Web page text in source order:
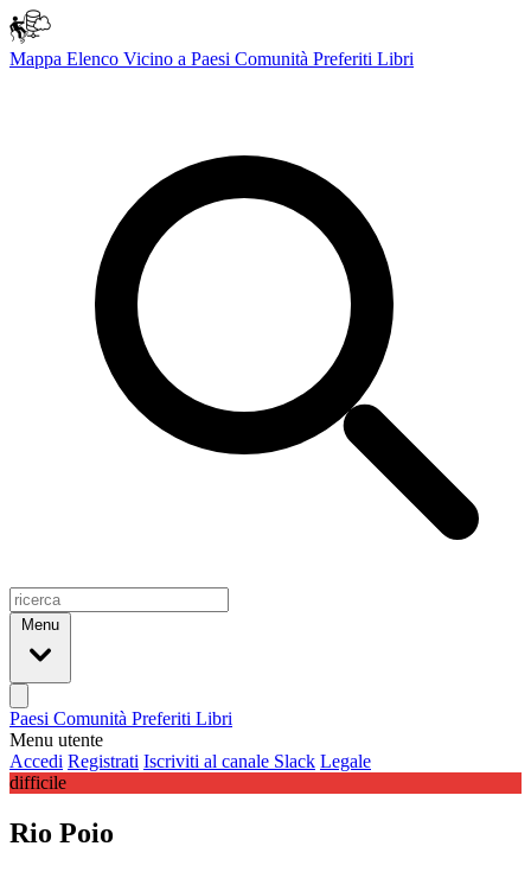
Mappa Elenco Vicino a Paesi Comunità Preferiti Libri
Menu
Paesi Comunità Preferiti Libri
Menu utente
Accedi Registrati Iscriviti al canale Slack Legale
difficile
Rio Poio